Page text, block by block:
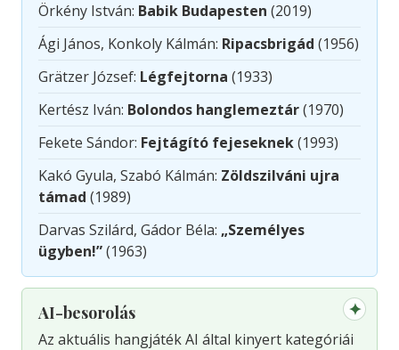
Örkény István: Babik Budapesten (2019)
Ági János, Konkoly Kálmán: Ripacsbrigád (1956)
Grätzer József: Légfejtorna (1933)
Kertész Iván: Bolondos hanglemeztár(1970)
Fekete Sándor: Fejtágító fejeseknek(1993)
Kakó Gyula, Szabó Kálmán: Zöldszilváni ujra
támad (1989)
Darvas Szilárd, Gádor Béla: „Személyes
ügyben!”(1963)
AI-besorolás ✦
Az aktuális hangjáték AI által kinyert kategóriái